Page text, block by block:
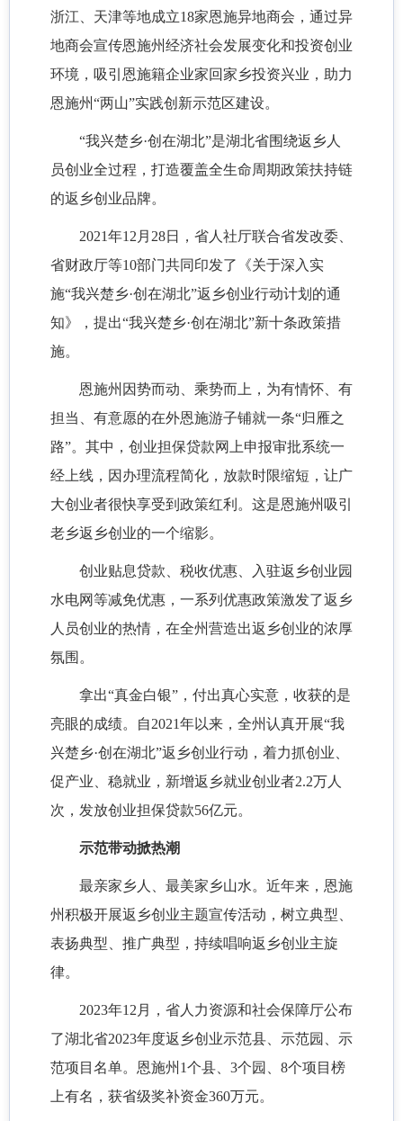
浙江、天津等地成立18家恩施异地商会，通过异
地商会宣传恩施州经济社会发展变化和投资创业
环境，吸引恩施籍企业家回家乡投资兴业，助力
恩施州“两山”实践创新示范区建设。
“我兴楚乡·创在湖北”是湖北省围绕返乡人
员创业全过程，打造覆盖全生命周期政策扶持链
的返乡创业品牌。
2021年12月28日，省人社厅联合省发改委、
省财政厅等10部门共同印发了《关于深入实
施“我兴楚乡·创在湖北”返乡创业行动计划的通
知》，提出“我兴楚乡·创在湖北”新十条政策措
施。
恩施州因势而动、乘势而上，为有情怀、有
担当、有意愿的在外恩施游子铺就一条“归雁之
路”。其中，创业担保贷款网上申报审批系统一
经上线，因办理流程简化，放款时限缩短，让广
大创业者很快享受到政策红利。这是恩施州吸引
老乡返乡创业的一个缩影。
创业贴息贷款、税收优惠、入驻返乡创业园
水电网等减免优惠，一系列优惠政策激发了返乡
人员创业的热情，在全州营造出返乡创业的浓厚
氛围。
拿出“真金白银”，付出真心实意，收获的是
亮眼的成绩。自2021年以来，全州认真开展“我
兴楚乡·创在湖北”返乡创业行动，着力抓创业、
促产业、稳就业，新增返乡就业创业者2.2万人
次，发放创业担保贷款56亿元。
示范带动掀热潮
最亲家乡人、最美家乡山水。近年来，恩施
州积极开展返乡创业主题宣传活动，树立典型、
表扬典型、推广典型，持续唱响返乡创业主旋
律。
2023年12月，省人力资源和社会保障厅公布
了湖北省2023年度返乡创业示范县、示范园、示
范项目名单。 恩施州 1个县、3个园、8个项目榜
上有名，获省级奖补资金360万元。